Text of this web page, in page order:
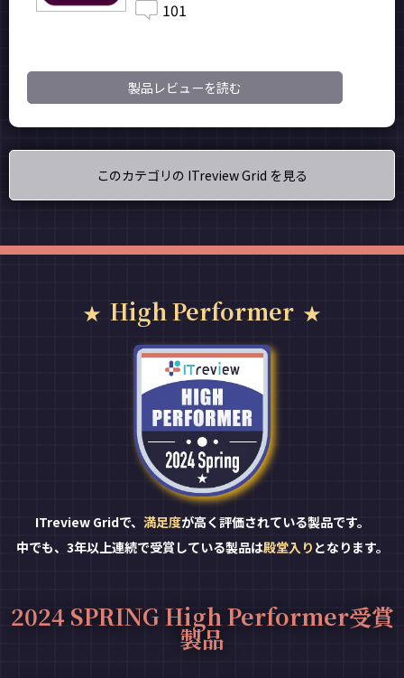
101
製品レビューを読む
このカテゴリの ITreview Grid を見る
High Performer
ITreview Gridで、 満足度が高く評価されている製品です。
中でも、3年以上連続で受賞している製品は殿堂入り となります。
2024 SPRING High Performer受賞
製品